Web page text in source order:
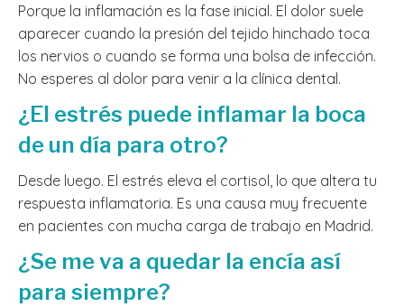
Porque la inflamación es la fase inicial. El dolor suele
aparecer cuando la presión del tejido hinchado toca
los nervios o cuando se forma una bolsa de infección.
No esperes al dolor para venir a la clínica dental.
¿El estrés puede inflamar la boca
de un día para otro?
Desde luego. El estrés eleva el cortisol, lo que altera tu
respuesta inflamatoria. Es una causa muy frecuente
en pacientes con mucha carga de trabajo en Madrid.
¿Se me va a quedar la encía así
para siempre?